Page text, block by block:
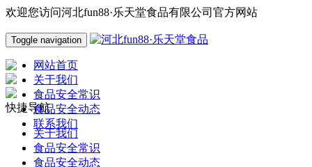
欢迎您访问河北fun88·乐天堂食品有限公司官方网站
Toggle navigation
网站首页
关于我们
食品安全常识
食品安全动态
联系我们
快捷导航
关于我们
食品安全常识
食品安全动态